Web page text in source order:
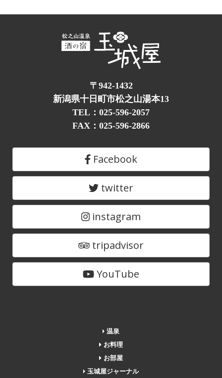
〒942-1432
新潟県十日町市松之山湯本13
TEL：025-596-2057
FAX：025-596-2866
Facebook
twitter
instagram
tripadvisor
YouTube
温泉
お料理
お部屋
玉城屋ジャーナル